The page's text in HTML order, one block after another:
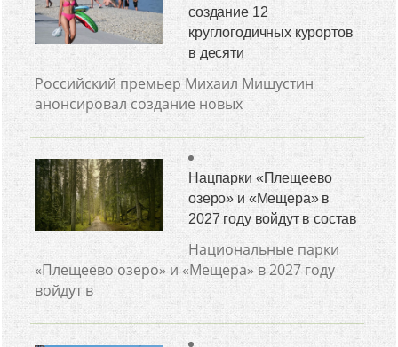
создание 12
круглогодичных курортов
в десяти
Российский премьер Михаил Мишустин
анонсировал создание новых
Нацпарки «Плещеево
озеро» и «Мещера» в
2027 году войдут в состав
Национальные парки
«Плещеево озеро» и «Мещера» в 2027 году
войдут в